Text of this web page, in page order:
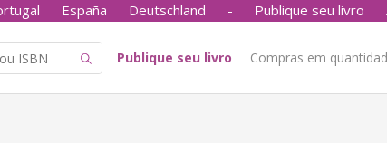
España Deutschland - Publique seu livro
Publique seu livro Compras em